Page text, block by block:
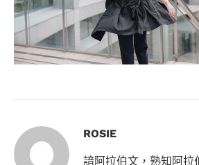
ROSIE
諳阿拉伯文，熟知阿拉